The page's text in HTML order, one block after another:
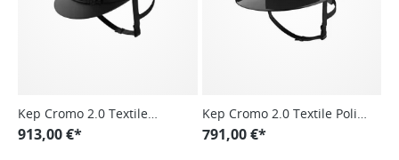
Kep Cromo 2.0 Textile
Glitter
913,00 €*
Kep Cromo 2.0 Textile Polish
Polo Visor
791,00 €*